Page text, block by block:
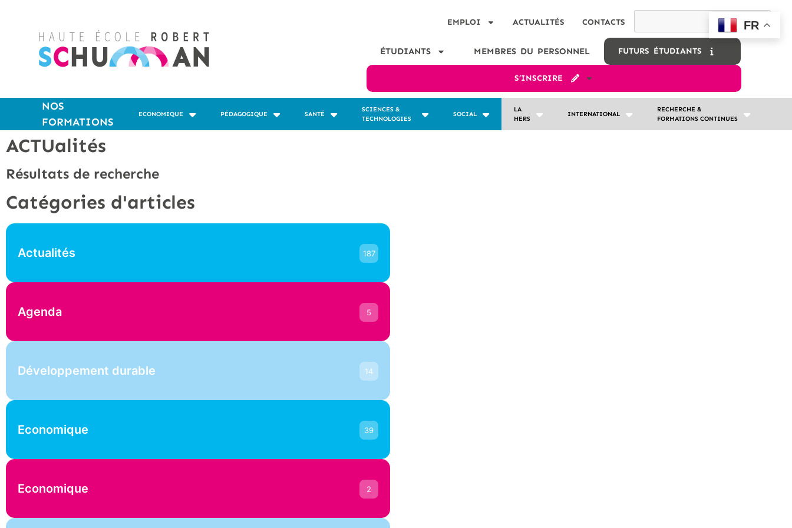
EMPLOI ACTUALITÉS CONTACTS
ÉTUDIANTS MEMBRES DU PERSONNEL FUTURS ÉTUDIANTS
S’INSCRIRE
NOS
FORMATIONS
ECONOMIQUE PÉDAGOGIQUE SANTÉ
SCIENCES &
TECHNOLOGIES
SOCIAL
LA
HERS
INTERNATIONAL
RECHERCHE &
FORMATIONS CONTINUES
ACTUalités
Résultats de recherche
Catégories d'articles
Actualités 187
Agenda 5
Développement durable 14
Economique 39
Economique 2
FR